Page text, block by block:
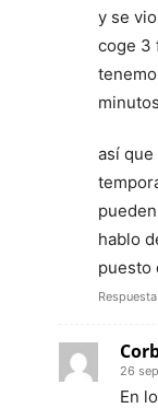
y se
coge 3
así
hablo
puesto
Respuesta
26
En